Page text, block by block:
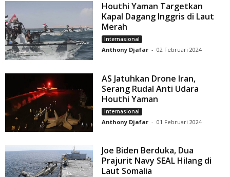
Houthi Yaman Targetkan
Kapal Dagang Inggris di Laut
Merah
Internasional
Anthony Djafar - 02 Februari 2024
AS Jatuhkan Drone Iran,
Serang Rudal Anti Udara
Houthi Yaman
Internasional
Anthony Djafar - 01 Februari 2024
Joe Biden Berduka, Dua
Prajurit Navy SEAL Hilang di
Laut Somalia